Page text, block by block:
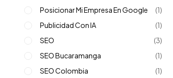
Posicionar Mi Empresa En Google
(1)
Publicidad Con IA
(1)
SEO
(3)
SEO Bucaramanga
(1)
SEO Colombia
(1)